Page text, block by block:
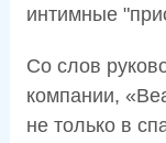
интимные
Со слов
компании,
не только в